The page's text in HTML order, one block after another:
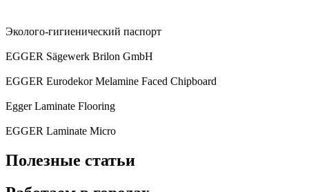
Эколого-гигиенический паспорт
EGGER Sägewerk Brilon GmbH
EGGER Eurodekor Melamine Faced Chipboard
Egger Laminate Flooring
EGGER Laminate Micro
Полезные статьи